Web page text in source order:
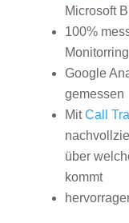
Microsoft
100%
Monitorring
Google
gemessen
MitCall
über
kommt